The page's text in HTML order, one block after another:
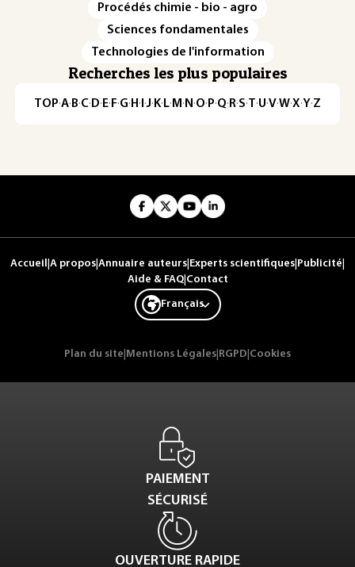
Procédés chimie - bio - agro
Sciences fondamentales
Technologies de l'information
Recherches les plus populaires
TOP·A·B·C· D· E· F·G· H · ·J· K· L· M · N ·O· P·Q· R·S·T·U·V·W·X·Y·Z
Accueil A propos Annuaire auteurs Experts scientifiques Publicité
Aide & FAQ| Contact
Français
Plan du site Mentions Légales RGPD Cookies
PAIEMENT
SÉCURISÉ
OUVERTURE RAPIDE